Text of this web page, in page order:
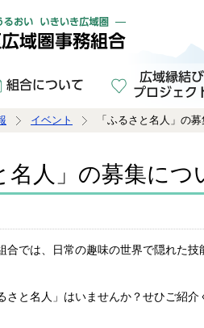
イベント 「ふるさと名人」の
名人」の募集につ
合では、日常の趣味の世界で隠れた
さと名人」はいませんか？せひご紹介